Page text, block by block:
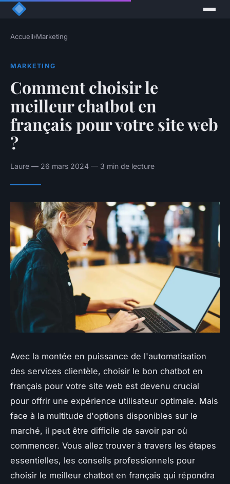
Accueil›Marketing
MARKETING
Comment choisir le
meilleur chatbot en
français pour votre site web
?
Laure — 26 mars 2024 — 3 min de lecture
Avec la montée en puissance de l'automatisation
des services clientèle, choisir le bon chatbot en
français pour votre site web est devenu crucial
pour offrir une expérience utilisateur optimale. Mais
face à la multitude d'options disponibles sur le
marché, il peut être difficile de savoir par où
commencer. Vous allez trouver à travers les étapes
essentielles, les conseils professionnels pour
choisir le meilleur chatbot en français qui répondra